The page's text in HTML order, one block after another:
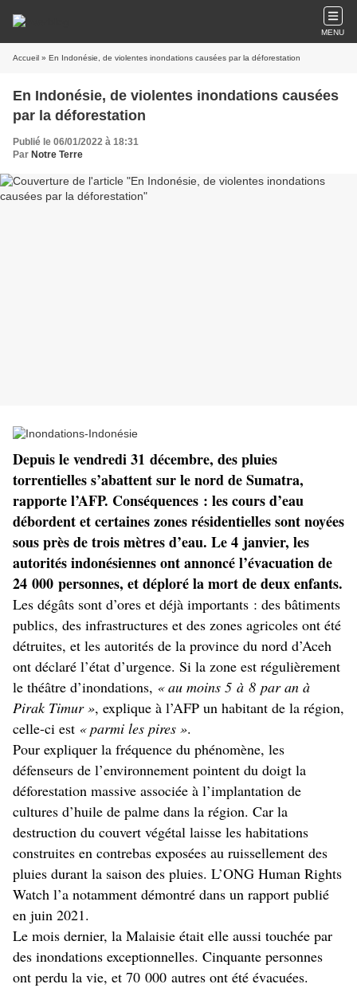
MENU
Accueil » En Indonésie, de violentes inondations causées par la déforestation
En Indonésie, de violentes inondations causées
par la déforestation
Publié le 06/01/2022 à 18:31
Par Notre Terre
Depuis le vendredi 31 décembre, des pluies
torrentielles s’abattent sur le nord de Sumatra,
rapporte l’AFP. Conséquences : les cours d’eau
débordent et certaines zones résidentielles sont noyées
sous près de trois mètres d’eau. Le 4 janvier, les
autorités indonésiennes ont annoncé l’évacuation de
24 000 personnes, et déploré la mort de deux enfants.
Les dégâts sont d’ores et déjà importants : des bâtiments
publics, des infrastructures et des zones agricoles ont été
détruites, et les autorités de la province du nord d’Aceh
ont déclaré l’état d’urgence. Si la zone est régulièrement
le théâtre d’inondations, « au moins 5 à 8 par an à
Pirak Timur », explique à l’AFP un habitant de la région,
celle-ci est « parmi les pires ».
Pour expliquer la fréquence du phénomène, les
défenseurs de l’environnement pointent du doigt la
déforestation massive associée à l’implantation de
cultures d’huile de palme dans la région. Car la
destruction du couvert végétal laisse les habitations
construites en contrebas exposées au ruissellement des
pluies durant la saison des pluies. L’ONG Human Rights
Watch l’a notamment démontré dans un rapport publié
en juin 2021.
Le mois dernier, la Malaisie était elle aussi touchée par
des inondations exceptionnelles. Cinquante personnes
ont perdu la vie, et 70 000 autres ont été évacuées.